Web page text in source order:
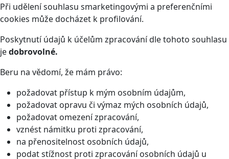
Při udělení souhlasu smarketingovými a preferenčními
cookies může docházet k profilování.
Poskytnutí údajů k účelům zpracování dle tohoto souhlasu
jedobrovolné.
Beru na vědomí, že mám právo:
požadovat přístup k mým osobním údajům,
požadovat opravu či výmaz mých osobních údajů,
požadovat omezení zpracování,
vznést námitku proti zpracování,
na přenositelnost osobních údajů,
podat stížnost proti zpracování osobních údajů u